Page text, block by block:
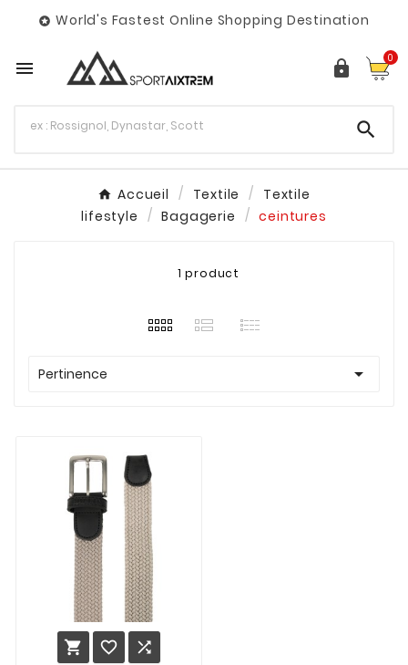
 World's Fastest Online Shopping Destination
  0

Accueil Textile
Textile
lifestyle
Bagagerie ceintures
1 product
Pertinence 
  